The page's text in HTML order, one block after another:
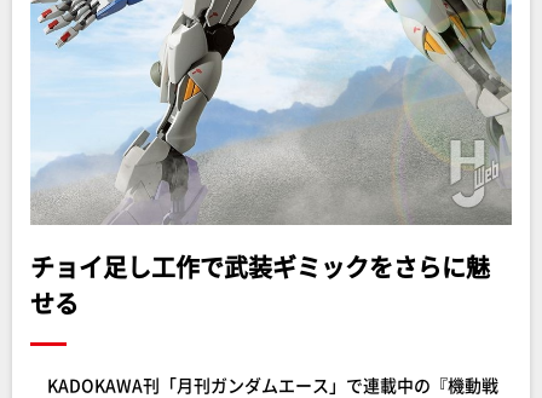
チョイ足し工作で武装ギミックをさらに魅
せる
KADOKAWA刊「月刊ガンダムエース」で連載中の『機動戦